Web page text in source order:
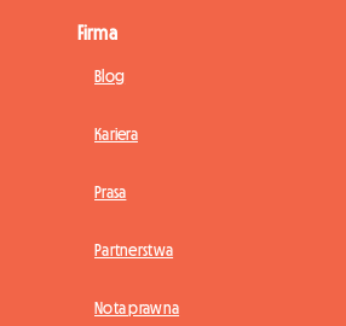
Firma
Blog
Kariera
Prasa
Partnerstwa
Nota prawna